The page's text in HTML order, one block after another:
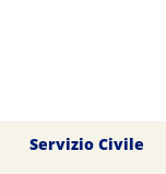
Servizio Civile